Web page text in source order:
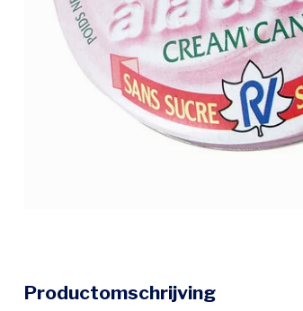
Productomschrijving